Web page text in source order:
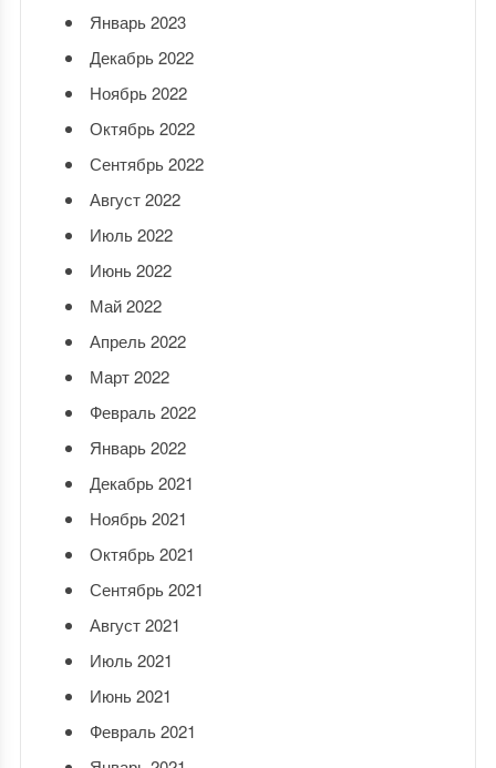
Январь 2023
Декабрь 2022
Ноябрь 2022
Октябрь 2022
Сентябрь 2022
Август 2022
Июль 2022
Июнь 2022
Май 2022
Апрель 2022
Март 2022
Февраль 2022
Январь 2022
Декабрь 2021
Ноябрь 2021
Октябрь 2021
Сентябрь 2021
Август 2021
Июль 2021
Июнь 2021
Февраль 2021